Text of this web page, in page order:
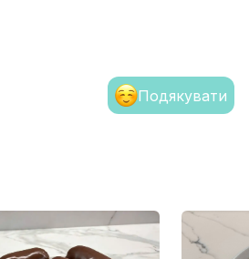
Подякувати